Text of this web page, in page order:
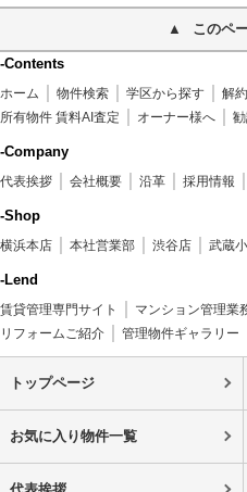
このペ
-Contents
ホーム 物件検索 学区から探す 解
所有物件 賃料AI査定
オーナー様へ
-Company
代表挨拶 会社概要 沿革 採用情報
-Shop
横浜本店 本社営業部 渋谷店 武蔵
-Lend
賃貸管理専門サイト マンション管理業
リフォームご紹介
管理物件ギャラリー
トップページ
お気に入り物件一覧